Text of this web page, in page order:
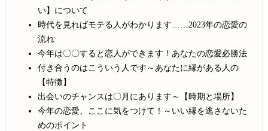
い】について
時代を見ればモテる人がわかります……2023年の恋愛の
流れ
今年は〇〇すると恋人ができます！あなたの恋愛必勝法
付き合うのはこういう人です～あなたに縁がある人の
【特徴】
出会いのチャンスは〇月にあります～【時期と場所】
今年の恋愛、ここに気をつけて！～いい縁を逃さないた
めのポイント